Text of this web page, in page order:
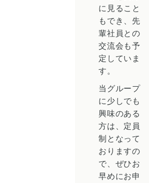
に見ること
もでき、先
輩社員との
交流会も予
定していま
す。
当グループ
に少しでも
興味のある
方は、定員
制となって
おりますの
で、ぜひお
早めにお申